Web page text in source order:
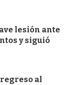
lesión ante
y siguió
al